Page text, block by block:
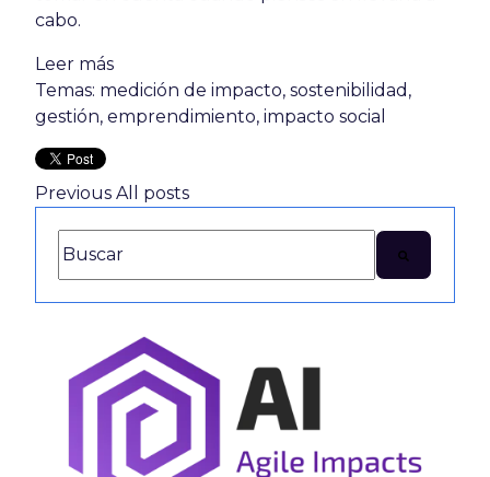
cabo.
Leer más
Temas: medición de impacto, sostenibilidad ,
gestión, emprendimiento, impacto social
Previous All posts
Esto es un campo de búsqueda con una función de